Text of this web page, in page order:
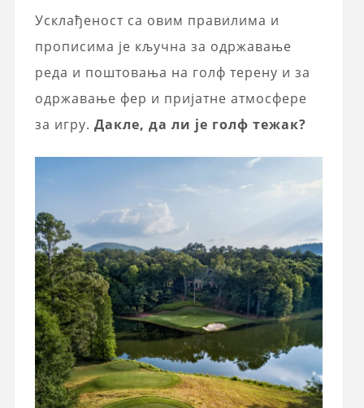
Усклађеност са овим правилима и
прописима је кључна за одржавање
реда и поштовања на голф терену и за
одржавање фер и пријатне атмосфере
за игру. Дакле, да ли је голф тежак?